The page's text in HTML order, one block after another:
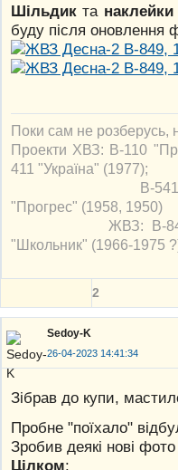
Шільдик та наклейки
буду після оновлення
Поки сам не розберусь,
Проекти ХВЗ: В-110
411 "Україна" (1977);
В-541 "Спорт"
"Прогрес" (1958, 1950)
ЖВЗ: В-849
"Школьник" (1966-1975
2
Sedoy-K
26-04-2023 14:41:34
Зібрав до купи,
Пробне "поїхало"
Зробив деякі нові
Цілком: